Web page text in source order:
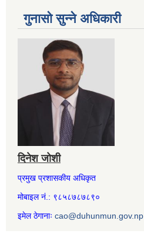
गुनासो सुन्ने अधिकारी
दिनेश जोशी
प्रमुख प्रशासकीय अधिकृत
मोबाइल नं.: ९८५८७८७८९०
इमेल ठेगानाः cao@duhunmun.gov.np